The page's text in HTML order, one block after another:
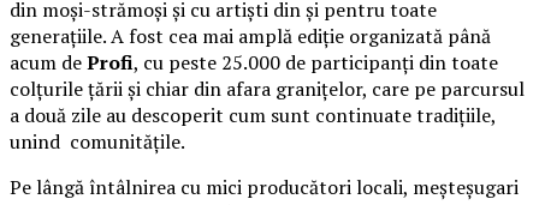
din moși-strămoși și cu artiști din și pentru toate
generațiile. A fost cea mai amplă ediție organizată până
acum deProfi, cu peste 25.000 de participanți din toate
colțurile țării și chiar din afara granițelor, care pe parcursul
a două zile au descoperit cum sunt continuate tradițiile,
unind comunitățile.
Pe lângă întâlnirea cu mici producători locali, meșteșugari